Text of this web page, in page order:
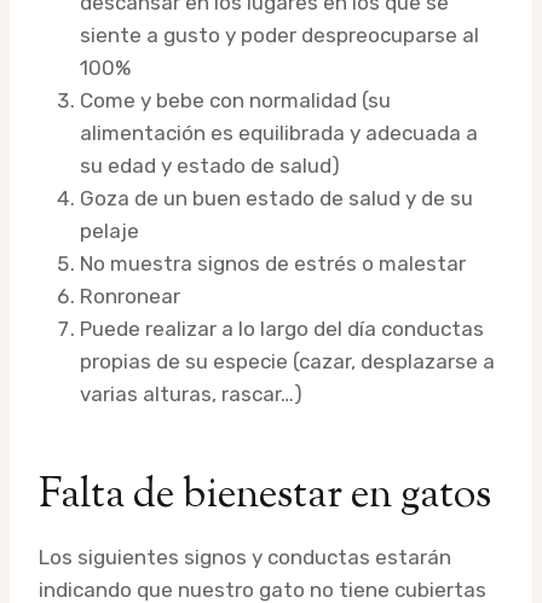
siente a gusto y poder despreocuparse al
100%
Come y bebe con normalidad (su
alimentación es equilibrada y adecuada a
su edad y estado de salud)
Goza de un buen estado de salud y de su
pelaje
No muestra signos de estrés o malestar
Ronronear
Puede realizar a lo largo del día conductas
propias de su especie (cazar, desplazarse a
varias alturas, rascar…)
Falta de bienestar en gatos
Los siguientes signos y conductas estarán
indicando que nuestro gato no tiene cubiertas